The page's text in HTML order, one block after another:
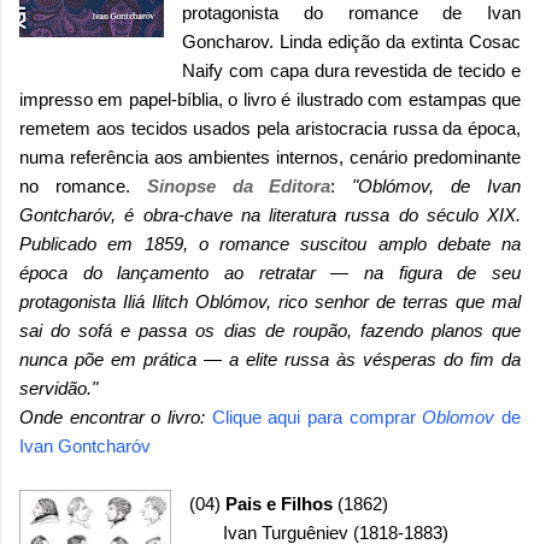
protagonista do romance de Ivan
Goncharov. Linda edição da extinta Cosac
Naify com capa dura revestida de tecido e
impresso em papel-bíblia, o livro é ilustrado com estampas que
remetem aos tecidos usados pela aristocracia russa da época,
numa referência aos ambientes internos, cenário predominante
no romance. Sinopse da Editora: "Oblómov, de Ivan
Gontcharóv, é obra-chave na literatura russa do século XIX.
Publicado em 1859, o romance suscitou amplo debate na
época do lançamento ao retratar — na figura de seu
protagonista Iliá Ilitch Oblómov, rico senhor de terras que mal
sai do sofá e passa os dias de roupão, fazendo planos que
nunca põe em prática — a elite russa às vésperas do fim da
servidão."
Onde encontrar o livro: Clique aqui para comprarOblomov de
Ivan Gontcharóv
(04) Pais e Filhos (1862)
Ivan Turguêniev (1818-1883)